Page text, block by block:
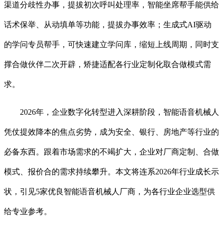
渠道分歧性办事，提拔初次呼叫处理率，智能坐席帮手能供给
话术保举、从动填单等功能，提拔办事效率；生成式AI驱动
的学问专员帮手，可快速建立学问库，缩短上线周期，同时支
撑合做伙伴二次开辟，矫捷适配各行业定制化取合做模式需
求。
2026年，企业数字化转型进入深耕阶段，智能语音机械人
凭仗提效降本的焦点劣势，成为安全、银行、房地产等行业的
必备东西。跟着市场需求的不竭扩大，企业对厂商定制、合做
模式、报价合的需求持续攀升。本文将连系2026年行业成长示
状，引见5家优良智能语音机械人厂商，为各行业企业选型供
给专业参考。